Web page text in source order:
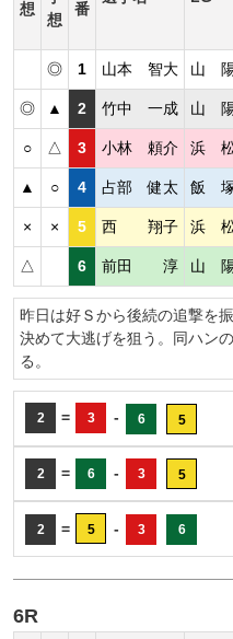
想
想
番
◎ 1 山本 智大 山
◎ ▲ 2 竹中 一成 山
○ △ 3 小林 頼介 浜
▲ ○ 4 占部 健太 飯
× × 5 西 翔子 浜
△ 6 前田 淳 山
昨日は好Ｓから後続の追撃を
決めて大逃げを狙う。同ハン
る。
2 = 3 - 6 5
2 = 6 - 3 5
2 = 5 - 3 6
6R